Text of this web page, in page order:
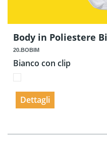
Body in Poliestere
20.BOBIM
Bianco con clip
Dettagli